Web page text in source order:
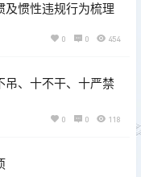
及惯性违规行为梳理
0 0 454
吊、十不干、十严禁
0 0 118